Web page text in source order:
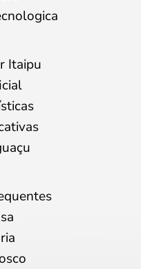
Itaipu